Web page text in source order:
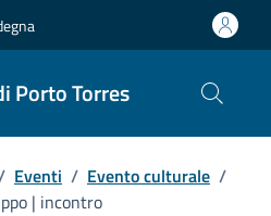
Porto Torres
Eventi / Evento culturale /
| incontro